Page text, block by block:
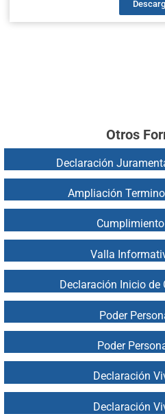
Otros
Declaración
Ampliación
Cumplimiento
Valla
Declaración Inicio de
Poder
Poder
Declaración
Declaración